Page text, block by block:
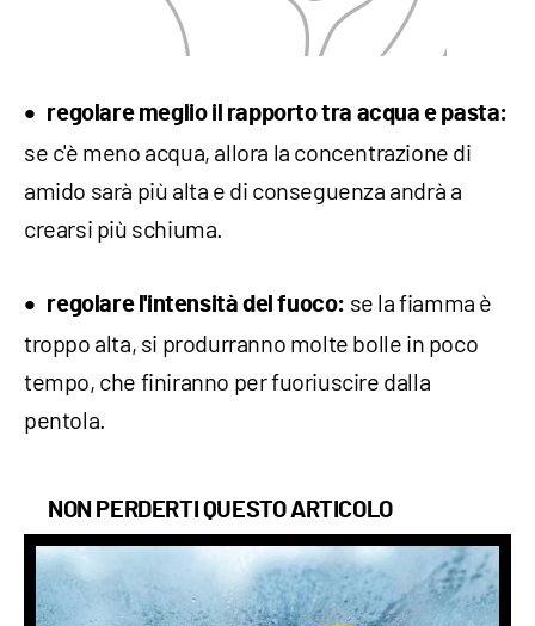
regolare meglio il rapporto tra acqua e pasta:
se c'è meno acqua, allora la concentrazione di
amido sarà più alta e di conseguenza andrà a
crearsi più schiuma.
regolare l'intensità del fuoco: se la fiamma è
troppo alta, si produrranno molte bolle in poco
tempo, che finiranno per fuoriuscire dalla
pentola.
NON PERDERTI QUESTO ARTICOLO